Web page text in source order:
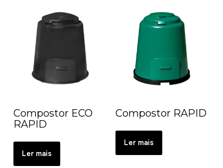
Compostor ECO
RAPID
Ler mais
Compostor RAPID
Ler mais